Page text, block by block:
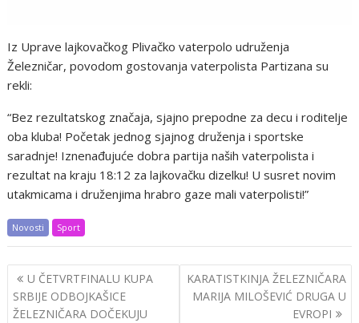
Iz Uprave lajkovačkog Plivačko vaterpolo udruženja
Železničar, povodom gostovanja vaterpolista Partizana su
rekli:
“Bez rezultatskog značaja, sjajno prepodne za decu i roditelje
oba kluba! Početak jednog sjajnog druženja i sportske
saradnje! Iznenađujuće dobra partija naših vaterpolista i
rezultat na kraju 18:12 za lajkovačku dizelku! U susret novim
utakmicama i druženjima hrabro gaze mali vaterpolisti!”
Novosti Sport
Post
navigation
U ČETVRTFINALU KUPA
SRBIJE ODBOJKAŠICE
ŽELEZNIČARA DOČEKUJU
KARATISTKINJA ŽELEZNIČARA
MARIJA MILOŠEVIĆ DRUGA U
EVROPI